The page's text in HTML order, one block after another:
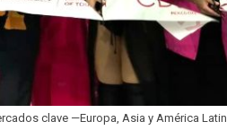
clave —Europa, Asia y América